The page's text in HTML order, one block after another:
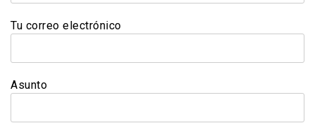
Tu correo electrónico
Asunto